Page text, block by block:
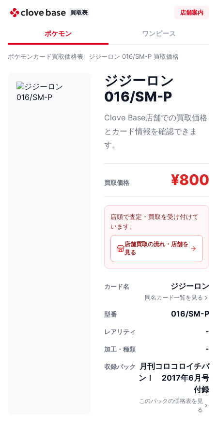
買取表 店舗案内
ポケモン ワンピース
ポケモンカード買取価格表 ジジーロン 016/SM-P 買取価格
ジジーロン
016/SM-P
Clove Base店舗での買取価格
とカード情報を確認できま
す。
買取価格 ¥800
店頭で査定・買取を受け付けて
います。
店舗買取の流れ・店舗を
見る
カード名 ジジーロン
同名カード一覧を見る
型番 016/SM-P
レアリティ -
加工・種類 -
収録パック
月刊コロコロイチバ
ン！ 2017年6月号
付録
このパックの価格表を見
る